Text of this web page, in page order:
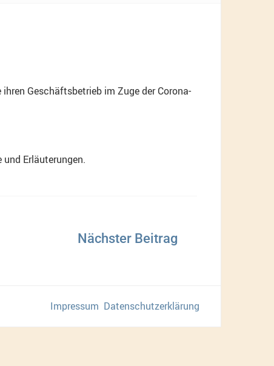
Geschäftsbetrieb im Zuge der Corona-
Erläuterungen.
Impressum Datenschutzerklärung